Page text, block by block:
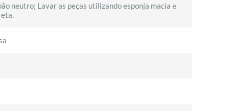
neutro; Lavar as peças utilizando esponja macia e